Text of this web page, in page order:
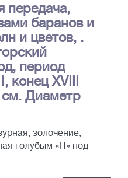
передача,
баранов и
и цветов, .
период
конец XVIII
см. Диаметр
золочение,
голубым «П» под